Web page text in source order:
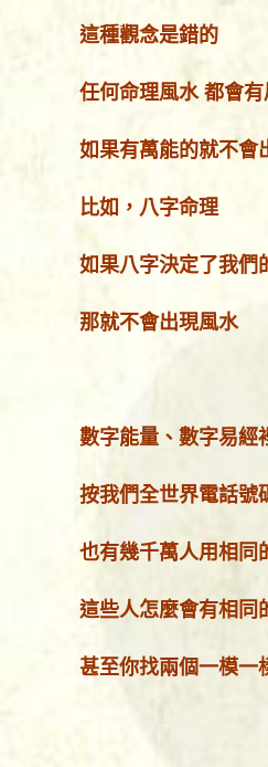
這種觀念是錯的
任何命理風水 都會
如果有萬能的就不會
比如，八字命理
如果八字決定了我們
那就不會出現風水
數字能量、數字易經
按我們全世界電話號
也有幾千萬人用相同
這些人怎麼會有相同
甚至你找兩個一模一